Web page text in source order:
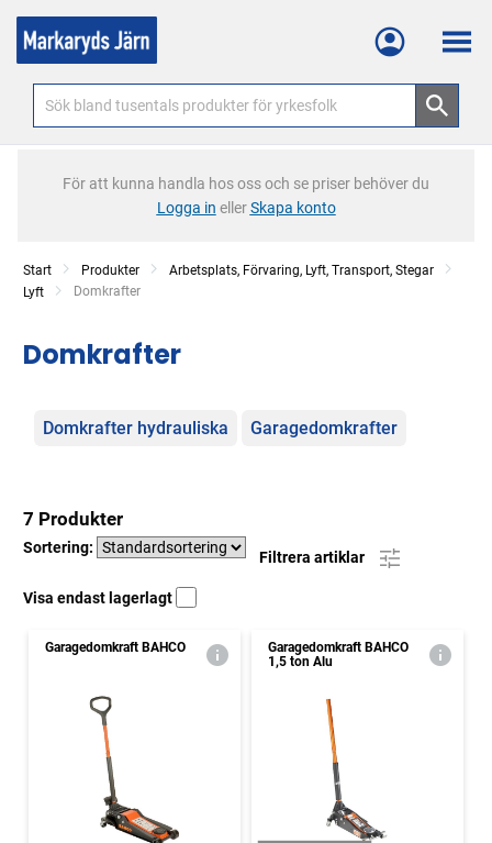
Meny
För att kunna handla hos oss och se priser behöver du
Logga in ellerSkapa konto
Start Produkter
Arbetsplats, Förvaring, Lyft, Transport, Stegar
Lyft
Current:
Domkrafter
Domkrafter
Kategorier
Domkrafter hydrauliska Garagedomkrafter
7 Produkter
Sortering:
Filtrera artiklar
Visa endast lagerlagt
Garagedomkraft BAHCO
Garagedomkraft BAHCO
1,5 ton Alu